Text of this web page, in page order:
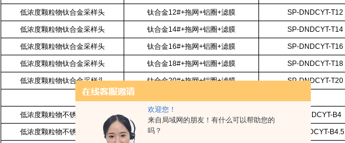
欢迎您！
来自局域网的朋友！有什么可以帮助您的
吗？
低浓度颗粒物钛合金采样头 钛合金12#+拖网+铝圈+滤膜 SP-DNDCYT-T12
低浓度颗粒物钛合金采样头 钛合金14#+拖网+铝圈+滤膜 SP-DNDCYT-T14
低浓度颗粒物钛合金采样头 钛合金16#+拖网+铝圈+滤膜 SP-DNDCYT-T16
低浓度颗粒物钛合金采样头 钛合金18#+拖网+铝圈+滤膜 SP-DNDCYT-T18
低浓度颗粒物钛合金采样头 钛合金20#+拖网+铝圈+滤膜 SP-DNDCYT-T20
低浓度颗粒物不锈钢采样头 不锈钢4#+拖网+铝圈+滤膜 SP-DNDCYT-B4
低浓度颗粒物不锈钢采样头 不锈钢4.5#+拖网+铝圈+滤膜 SP-DNDCYT-B4.5